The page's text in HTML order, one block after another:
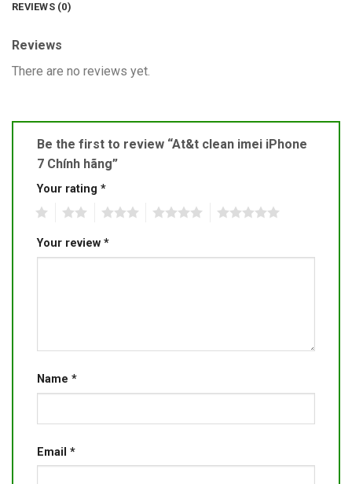
REVIEWS (0)
Reviews
There are no reviews yet.
Be the first to review “At&t clean imei iPhone
7 Chính hãng”
Your rating *
Your review *
Name *
Email *